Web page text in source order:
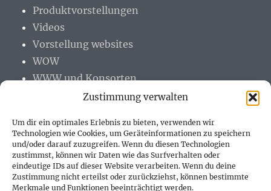
Zustimmung verwalten
Um dir ein optimales Erlebnis zu bieten, verwenden wir
Technologien wie Cookies, um Geräteinformationen zu speichern
und/oder darauf zuzugreifen. Wenn du diesen Technologien
zustimmst, können wir Daten wie das Surfverhalten oder
eindeutige IDs auf dieser Website verarbeiten. Wenn du deine
Zustimmung nicht erteilst oder zurückziehst, können bestimmte
Merkmale und Funktionen beeinträchtigt werden.
Produktvorstellungen
Videos
Vorstellung websites
WOW
WWW und Konsorten
PARTNER (LINKS)
Hofer Technik GmbH